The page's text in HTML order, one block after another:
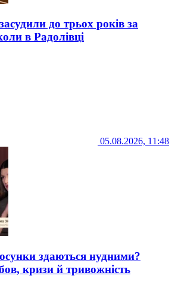
до трьох років за
в Радолівці
05.08.2026, 11:48
здаються нудними?
кризи й тривожність